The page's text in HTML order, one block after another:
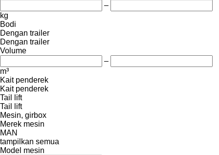
–
kg
Bodi
Dengan trailer
Dengan trailer
Volume
–
m³
Kait penderek
Kait penderek
Tail lift
Tail lift
Mesin, girbox
Merek mesin
MAN
tampilkan semua
Model mesin